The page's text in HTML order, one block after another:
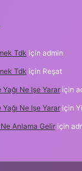
Tdk için admin
Tdk için Reşat
Ne Işe Yarariçin
Ne Işe Yarariçin
Anlama Geliriçin